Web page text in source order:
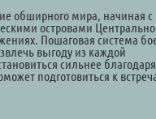
обширного мира, начиная с
островами
Пошаговая система
выгоду из каждой
сильнее благодаря
подготовиться к